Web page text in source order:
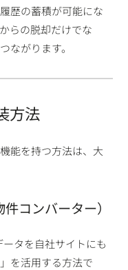
歴の蓄積が可能にな
らの脱却だけでな
ながります。
方法
能を持つ方法は、大
コンバーター）
タを自社サイトにも
を活用する方法で